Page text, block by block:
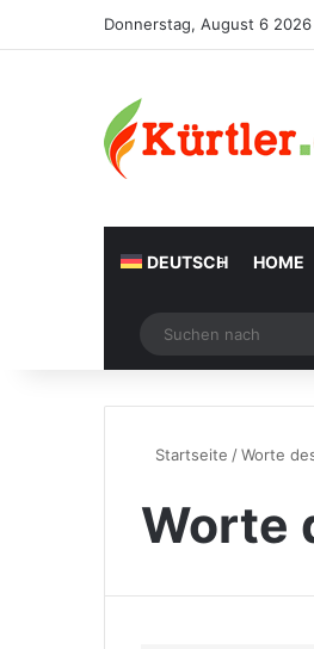
Donnerstag, August 6 2026
DEUTSCH HOME
Zufälliger Artikel
Startseite /Worte
Worte